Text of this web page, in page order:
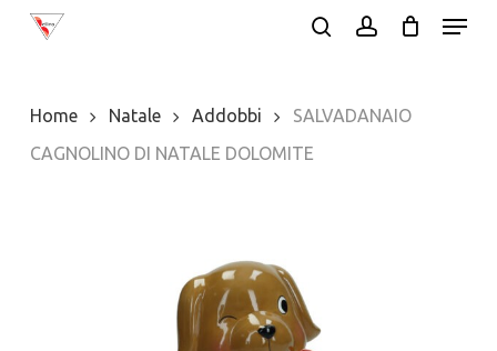
Skip
content
Menu
Home Natale Addobbi
SALVADANAIO
CAGNOLINO DI NATALE DOLOMITE